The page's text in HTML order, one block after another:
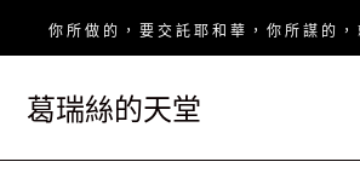
你 所 做 的 ， 要 交 託 耶 和 華 ， 你 所 謀 的
葛瑞絲的天堂